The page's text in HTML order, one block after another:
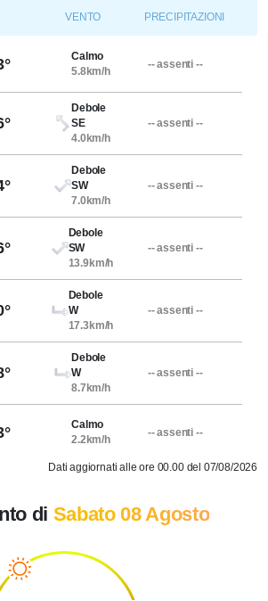
VENTO PRECIPITAZIONI
Calmo
5.8km/h
-- assenti --
Debole
SE
4.0km/h
-- assenti --
Debole
SW
7.0km/h
-- assenti --
Debole
SW
13.9km/h
-- assenti --
Debole
W
17.3km/h
-- assenti --
Debole
W
8.7km/h
-- assenti --
Calmo
2.2km/h
-- assenti --
Dati aggiornati alle ore 00.00 del 07/08/2026
di Sabato 08 Agosto